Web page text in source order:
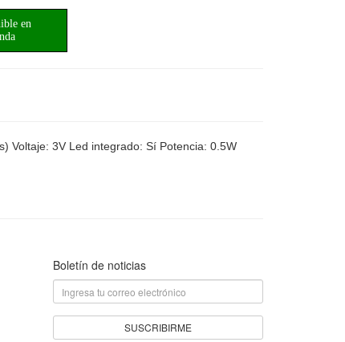
en
Voltaje: 3V Led integrado: Sí Potencia: 0.5W
Boletín de noticias